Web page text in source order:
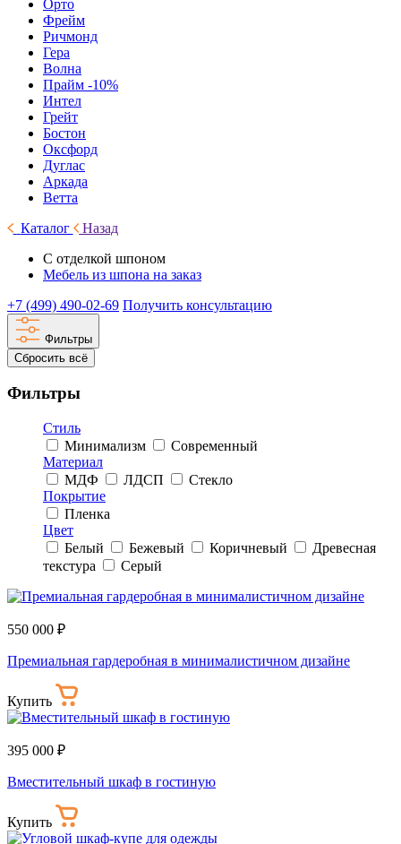
Орто
Фрейм
Ричмонд
Гера
Волна
Прайм -10%
Интел
Грейт
Бостон
Оксфорд
Дуглас
Аркада
Ветта
Каталог
Назад
С отделкой шпоном
Мебель из шпона на заказ
+7 (499) 490-02-69 Получить консультацию
Фильтры
Сбросить всё
Фильтры
Стиль
Минимализм
Современный
Материал
МДФ
ЛДСП
Стекло
Покрытие
Пленка
Цвет
Белый
Бежевый Коричневый
Древесная
текстура
Серый
550 000 ₽
Премиальная гардеробная в минималистичном дизайне
Купить
395 000 ₽
Вместительный шкаф в гостиную
Купить